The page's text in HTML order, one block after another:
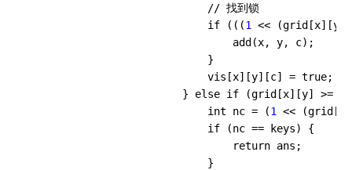
                            // 找到锁
                            if (((
1
<<
                                add(x, y, c);
                            }
                            vis[x][y][c] = true;
                        } else if (grid[x][y] >=
                            int nc = (
1
<<
                            if (nc == keys) {
                                return ans;
                            }